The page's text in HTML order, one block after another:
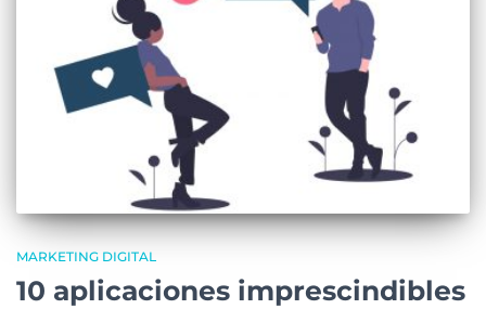
MARKETING DIGITAL
10 aplicaciones imprescindibles